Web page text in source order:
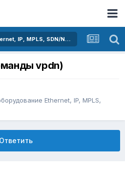
Активное оборудование Ethernet, IP, MPLS, SDN/NFV...
vpdn)
Ethernet, IP, MPLS,
Ответить